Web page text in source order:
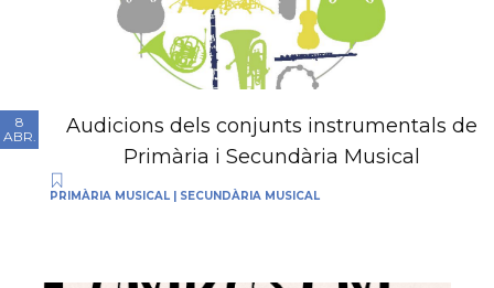
8
ABR.
Audicions dels conjunts instrumentals de
Primària i Secundària Musical
PRIMÀRIA MUSICAL | SECUNDÀRIA MUSICAL